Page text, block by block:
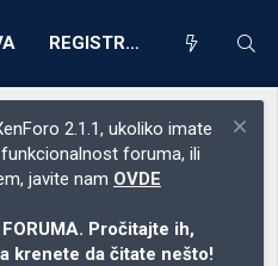
REGISTRACIJA
2.1.1, ukoliko imate
foruma, ili
javite nam OVDE
Pročitajte ih,
krenete da čitate nešto!